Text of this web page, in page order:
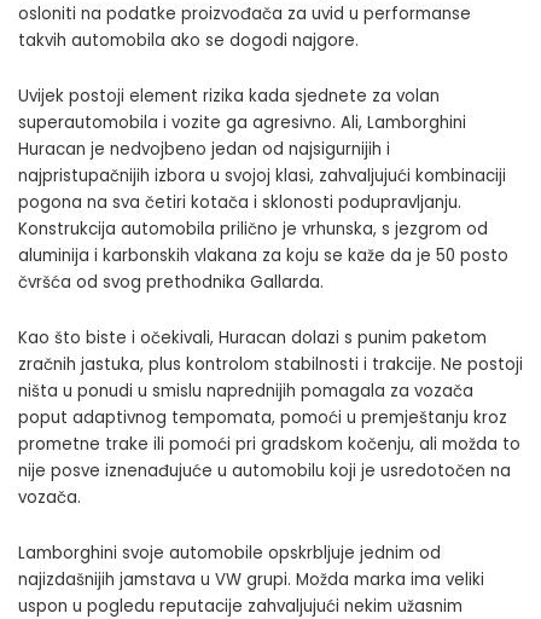
osloniti na podatke proizvođača za uvid u performanse
takvih automobila ako se dogodi najgore.
Uvijek postoji element rizika kada sjednete za volan
superautomobila i vozite ga agresivno. Ali, Lamborghini
Huracan je nedvojbeno jedan od najsigurnijih i
najpristupačnijih izbora u svojoj klasi, zahvaljujući kombinaciji
pogona na sva četiri kotača i sklonosti podupravljanju.
Konstrukcija automobila prilično je vrhunska, s jezgrom od
aluminija i karbonskih vlakana za koju se kaže da je 50 posto
čvršća od svog prethodnika Gallarda.
Kao što biste i očekivali, Huracan dolazi s punim paketom
zračnih jastuka, plus kontrolom stabilnosti i trakcije. Ne postoji
ništa u ponudi u smislu naprednijih pomagala za vozača
poput adaptivnog tempomata, pomoći u premještanju kroz
prometne trake ili pomoći pri gradskom kočenju, ali možda to
nije posve iznenađujuće u automobilu koji je usredotočen na
vozača.
Lamborghini svoje automobile opskrbljuje jednim od
najizdašnijih jamstava u VW grupi. Možda marka ima veliki
uspon u pogledu reputacije zahvaljujući nekim užasnim